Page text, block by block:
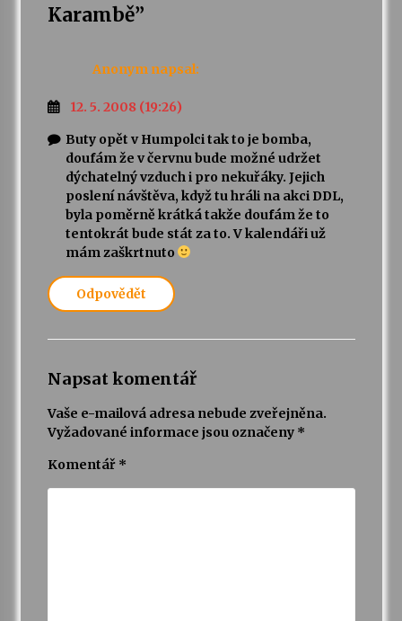
17. 7. 2026
14. 7. 2026
Za kulturou kousek za Humpolec. V Želivě ožije
odkaz Josefa Čapka
13. 7. 2026
Varhanní recitál Michala Novenka v Klášteře
Želiv
3. 7. 2026
Karambě”
Anonym napsal:
12. 5. 2008 (19:26)
Buty opět v Humpolci tak to je bomba,
doufám že v červnu bude možné udržet
dýchatelný vzduch i pro nekuřáky. Jejich
poslení návštěva, když tu hráli na akci DDL,
byla poměrně krátká takže doufám že to
tentokrát bude stát za to. V kalendáři už
mám zaškrtnuto
Odpovědět
Napsat komentář
Vaše e-mailová adresa nebude zveřejněna.
Vyžadované informace jsou označeny *
Komentář *